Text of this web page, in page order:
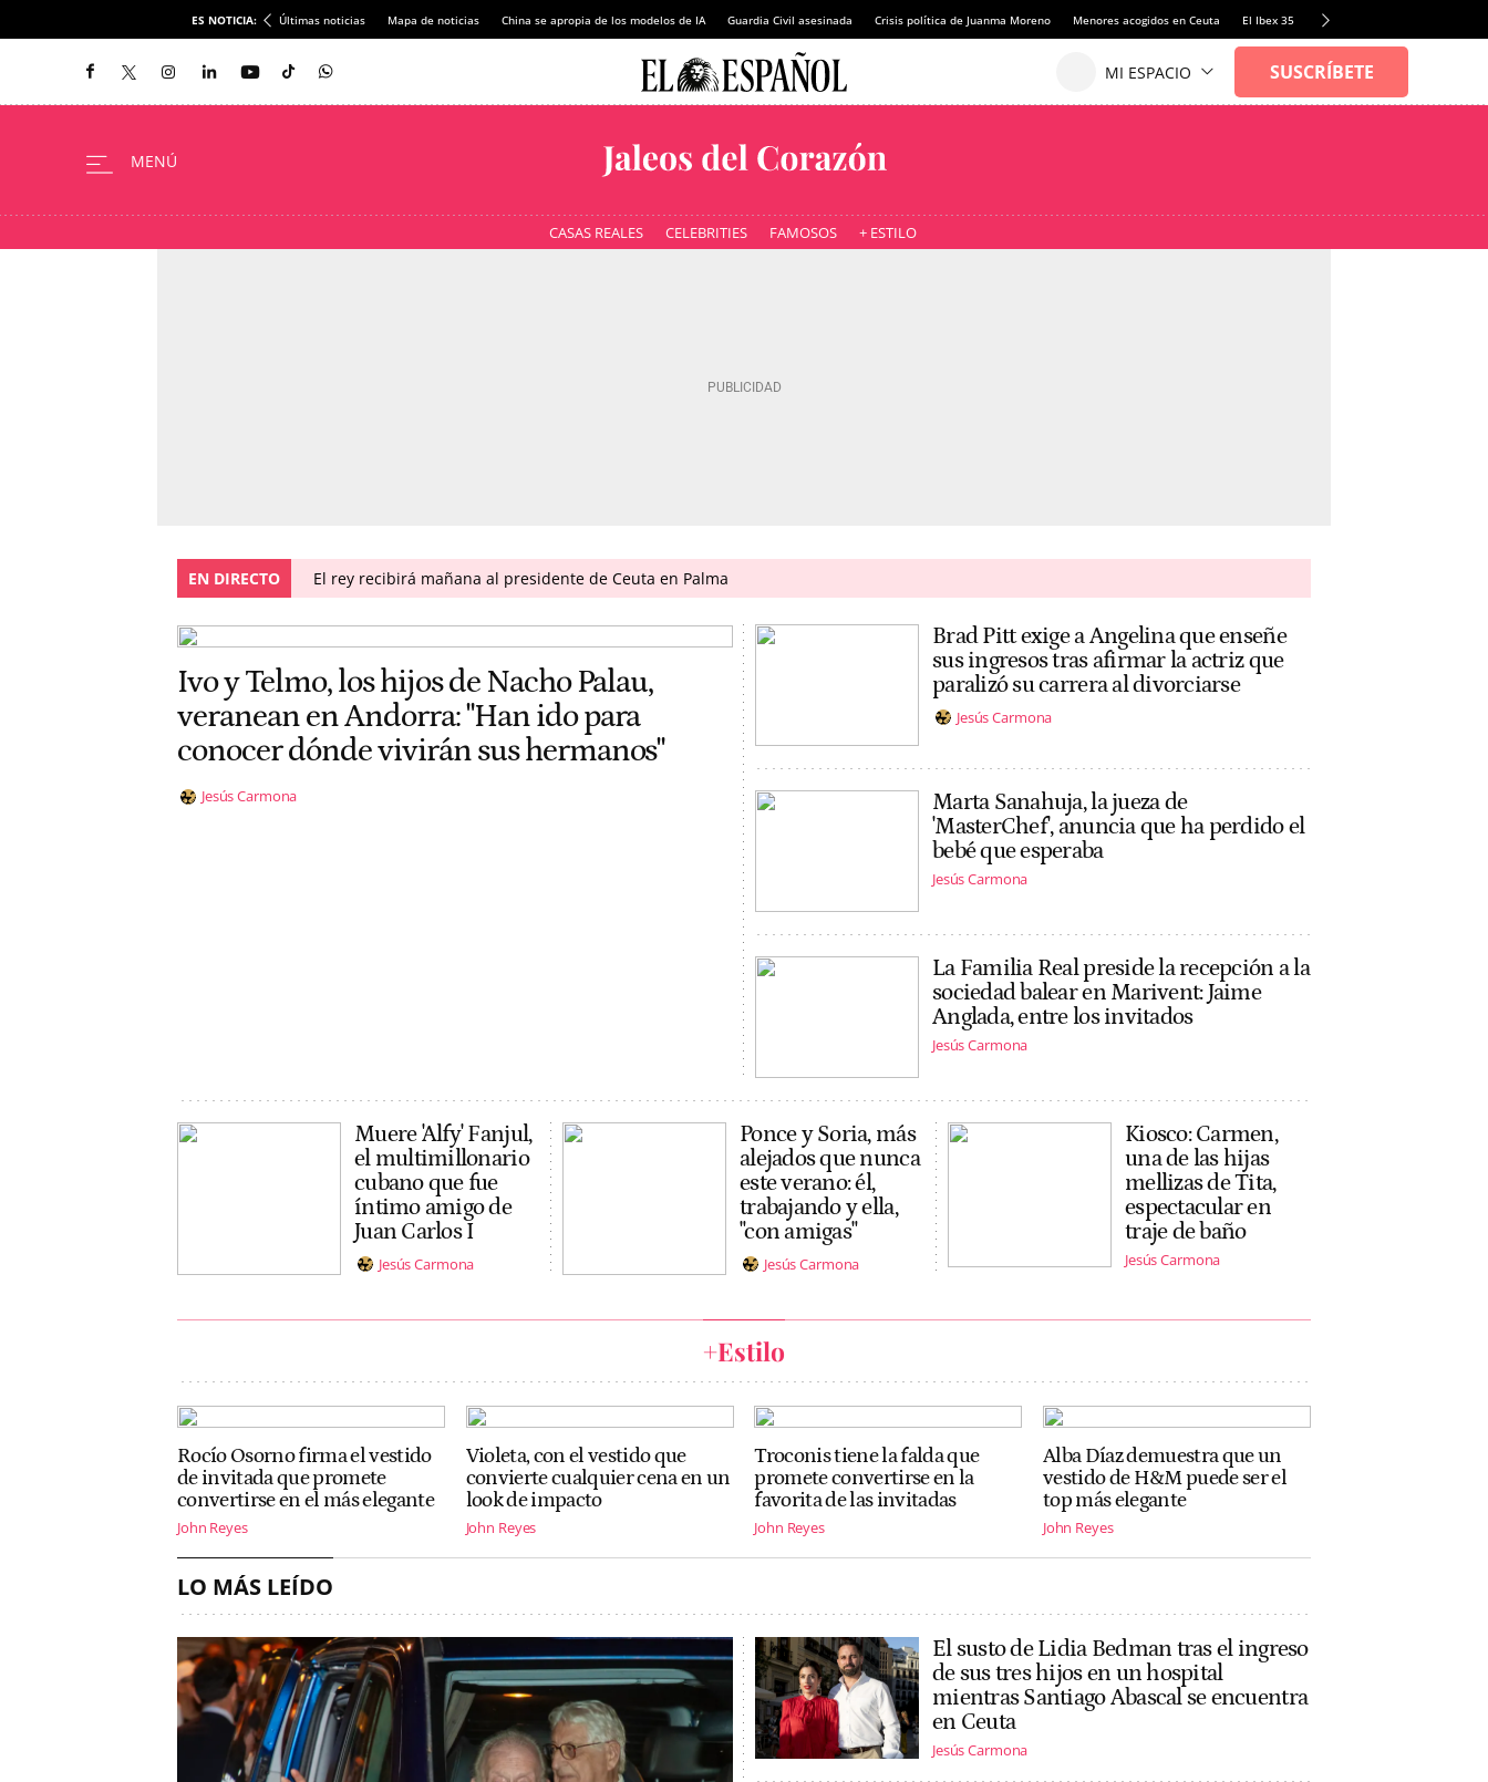
ES NOTICIA: Últimas noticias Mapa de noticias China se apropia de los modelos de IA Guardia Civil asesinada Crisis política de Juanma Moreno Menores acogidos en Ceuta El Ibex 35 Llamadas de alerta Sánchez
CASAS REALES CELEBRITIES FAMOSOS + ESTILO
EN DIRECTO El rey recibirá mañana al presidente de Ceuta en Palma
Ivo y Telmo, los hijos de Nacho Palau,
veranean en Andorra: "Han ido para
conocer dónde vivirán sus hermanos"
Jesús Carmona
Brad Pitt exige a Angelina que enseñe
sus ingresos tras afirmar la actriz que
paralizó su carrera al divorciarse
Jesús Carmona
Marta Sanahuja, la jueza de
'MasterChef', anuncia que ha perdido el
bebé que esperaba
Jesús Carmona
La Familia Real preside la recepción a la
sociedad balear en Marivent: Jaime
Anglada, entre los invitados
Jesús Carmona
Muere 'Alfy' Fanjul,
el multimillonario
cubano que fue
íntimo amigo de
Juan Carlos I
Jesús Carmona
Ponce y Soria, más
alejados que nunca
este verano: él,
trabajando y ella,
"con amigas"
Jesús Carmona
Kiosco: Carmen,
una de las hijas
mellizas de Tita,
espectacular en
traje de baño
Jesús Carmona
+Estilo
Rocío Osorno firma el vestido
de invitada que promete
convertirse en el más elegante
John Reyes
Violeta, con el vestido que
convierte cualquier cena en un
look de impacto
John Reyes
Troconis tiene la falda que
promete convertirse en la
favorita de las invitadas
John Reyes
Alba Díaz demuestra que un
vestido de H&M puede ser el
top más elegante
John Reyes
LO MÁS LEÍDO
El susto de Lidia Bedman tras el ingreso
de sus tres hijos en un hospital
mientras Santiago Abascal se encuentra
en Ceuta
Jesús Carmona